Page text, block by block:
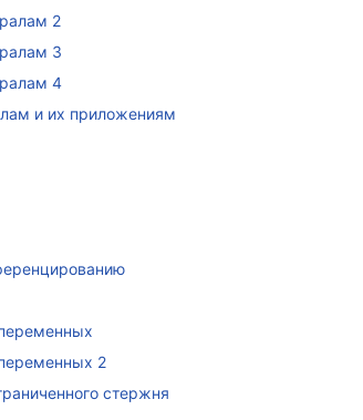
2
3
4
и их приложениям
2
стержня